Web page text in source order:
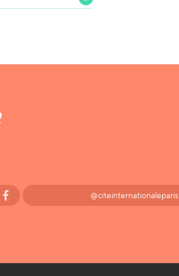
@citeinternationaleparis